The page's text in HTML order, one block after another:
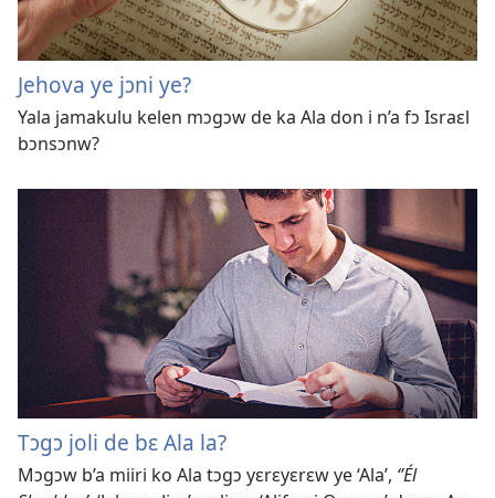
Jehova ye jɔni ye?
Yala jamakulu kelen mɔgɔw de ka Ala don i n’a fɔ Israɛl
bɔnsɔnw?
Tɔgɔ joli de bɛ Ala la?
Mɔgɔw b’a miiri ko Ala tɔgɔ yɛrɛyɛrɛw ye ‘Ala’, ‘ʼÉl